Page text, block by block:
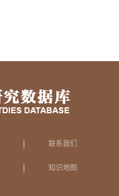
联系我们
知识地图